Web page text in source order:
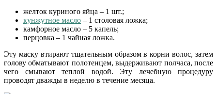
желток куриного яйца – 1 шт.;
кунжутное масло – 1 столовая ложка;
камфорное масло – 5 капель;
перцовка – 1 чайная ложка.
Эту маску втирают тщательным образом в корни волос, затем
голову обматывают полотенцем, выдерживают полчаса, после
чего смывают теплой водой. Эту лечебную процедуру
проводят дважды в неделю в течение месяца.